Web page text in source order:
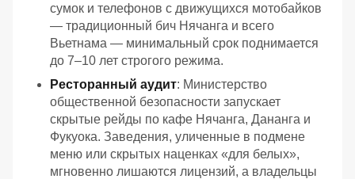
сумок и телефонов с движущихся мотобайков
— традиционный бич Нячанга и всего
Вьетнама — минимальный срок поднимается
до 7–10 лет строгого режима.
Ресторанный аудит: Министерство
общественной безопасности запускает
скрытые рейды по кафе Нячанга, Дананга и
Фукуока. Заведения, уличенные в подмене
меню или скрытых наценках «для белых»,
мгновенно лишаются лицензий, а владельцы